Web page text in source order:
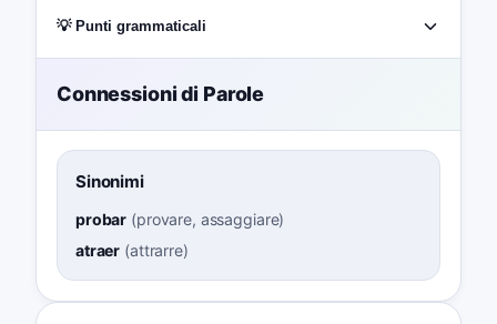
💡 Punti grammaticali
Connessioni di Parole
Sinonimi
probar (provare, assaggiare)
atraer (attrarre)